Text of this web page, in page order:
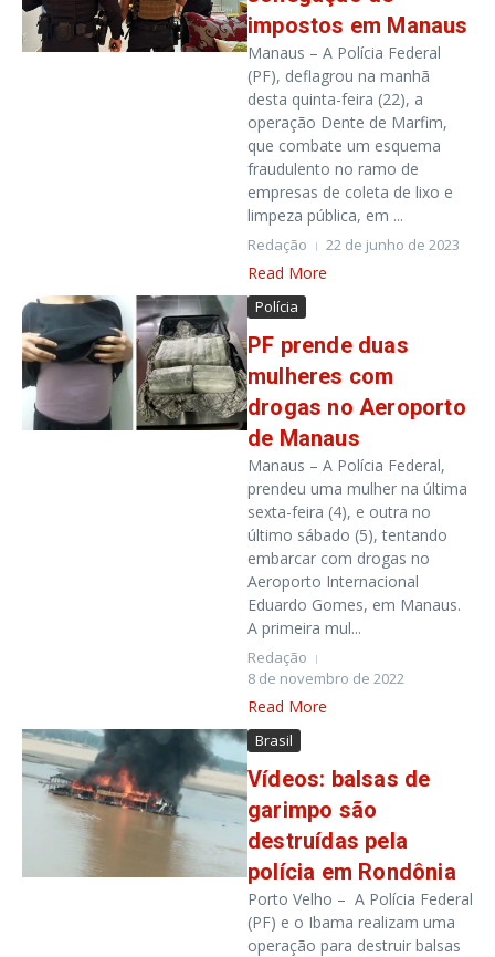
impostos em Manaus
Manaus – A Polícia Federal
(PF), deflagrou na manhã
desta quinta-feira (22), a
operação Dente de Marfim,
que combate um esquema
fraudulento no ramo de
empresas de coleta de lixo e
limpeza pública, em ...
Redação 22 de junho de 2023
Read More
Polícia
PF prende duas
mulheres com
drogas no Aeroporto
de Manaus
Manaus – A Polícia Federal,
prendeu uma mulher na última
sexta-feira (4), e outra no
último sábado (5), tentando
embarcar com drogas no
Aeroporto Internacional
Eduardo Gomes, em Manaus.
A primeira mul...
Redação
8 de novembro de 2022
Read More
Brasil
Vídeos: balsas de
garimpo são
destruídas pela
polícia em Rondônia
Porto Velho – A Polícia Federal
(PF) e o Ibama realizam uma
operação para destruir balsas